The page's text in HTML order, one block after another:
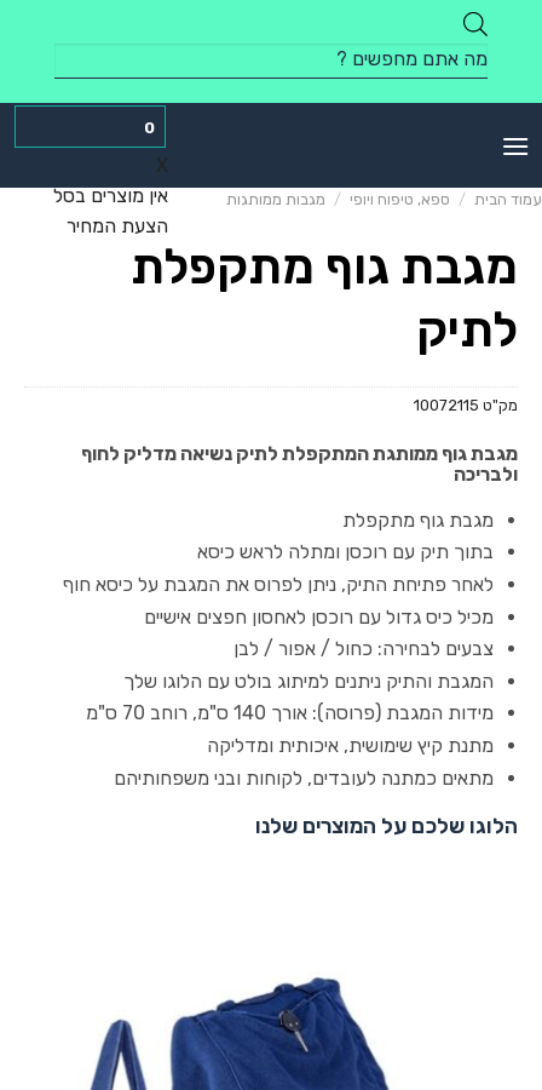
content
Products
search
0
X
אין מוצרים בסל
הצעת המחיר
עמוד הבית / ספא, טיפוח ויופי / מגבות ממותגות
מגבת גוף מתקפלת
לתיק
מק"ט 10072115
מגבת גוף ממותגת המתקפלת לתיק נשיאה מדליק לחוף
ולבריכה
מגבת גוף מתקפלת
בתוך תיק עם רוכסן ומתלה לראש כיסא
לאחר פתיחת התיק, ניתן לפרוס את המגבת על כיסא חוף
מכיל כיס גדול עם רוכסן לאחסון חפצים אישיים
צבעים לבחירה: כחול / אפור / לבן
המגבת והתיק ניתנים למיתוג בולט עם הלוגו שלך
מידות המגבת (פרוסה): אורך 140 ס"מ, רוחב 70 ס"מ
מתנת קיץ שימושית, איכותית ומדליקה
מתאים כמתנה לעובדים, לקוחות ובני משפחותיהם
הלוגו שלכם על המוצרים שלנו